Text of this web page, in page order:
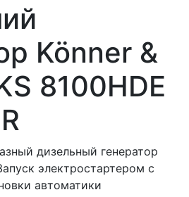
Könner &
8100HDE
дизельный генератор
электростартером с
автоматики